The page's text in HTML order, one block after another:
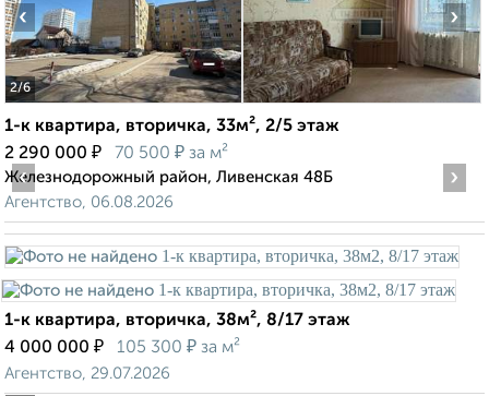
2/6
‹ ›
1-к квартира, вторичка, 33м², 2/5 этаж
2 290 000 ₽ 70 500 ₽ за м²
Железнодорожный район, Ливенская 48Б
Агентство, 06.08.2026
‹ ›
1-к квартира, вторичка, 38м², 8/17 этаж
4 000 000 ₽ 105 300 ₽ за м²
Агентство, 29.07.2026